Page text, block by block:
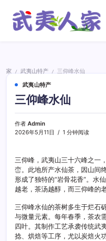
家
家 / 武夷山特产 /
三仰峰水仙
武夷山特产
三仰峰水仙
作者 Admin
2026年5月11日
1 分钟阅读
三仰峰，武夷山三十六峰之一
峦。此地所产水仙茶，因山间
形成了独特的“岩骨花香”。水
越老，茶汤越醇，而三仰峰的
三仰峰水仙的茶树多生于烂石
与微量元素。每年春季，茶农
四叶。其制作工艺承袭传统武
捻、烘焙等工序，尤以炭焙火